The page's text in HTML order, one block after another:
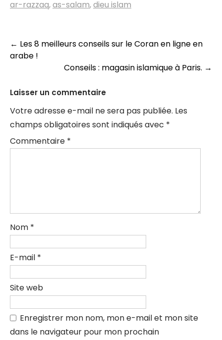
ar-razzaq,as-salam,dieu islam
Navigation
des
← Les 8 meilleurs conseils sur le Coran en ligne en
arabe !
Conseils : magasin islamique à Paris. →
Laisser un commentaire
Votre adresse e-mail ne sera pas publiée. Les
champs obligatoires sont indiqués avec *
Commentaire *
Nom *
E-mail *
Site web
Enregistrer mon nom, mon e-mail et mon site
dans le navigateur pour mon prochain